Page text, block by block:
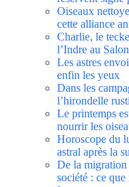
Oiseaux
cette alliance
Charlie, le
l’Indre au
Les astres
enfin les yeux
Dans les
l’hirondelle
Le printemps
nourrir les
Horoscope du
astral après la
De la migration
société : ce que